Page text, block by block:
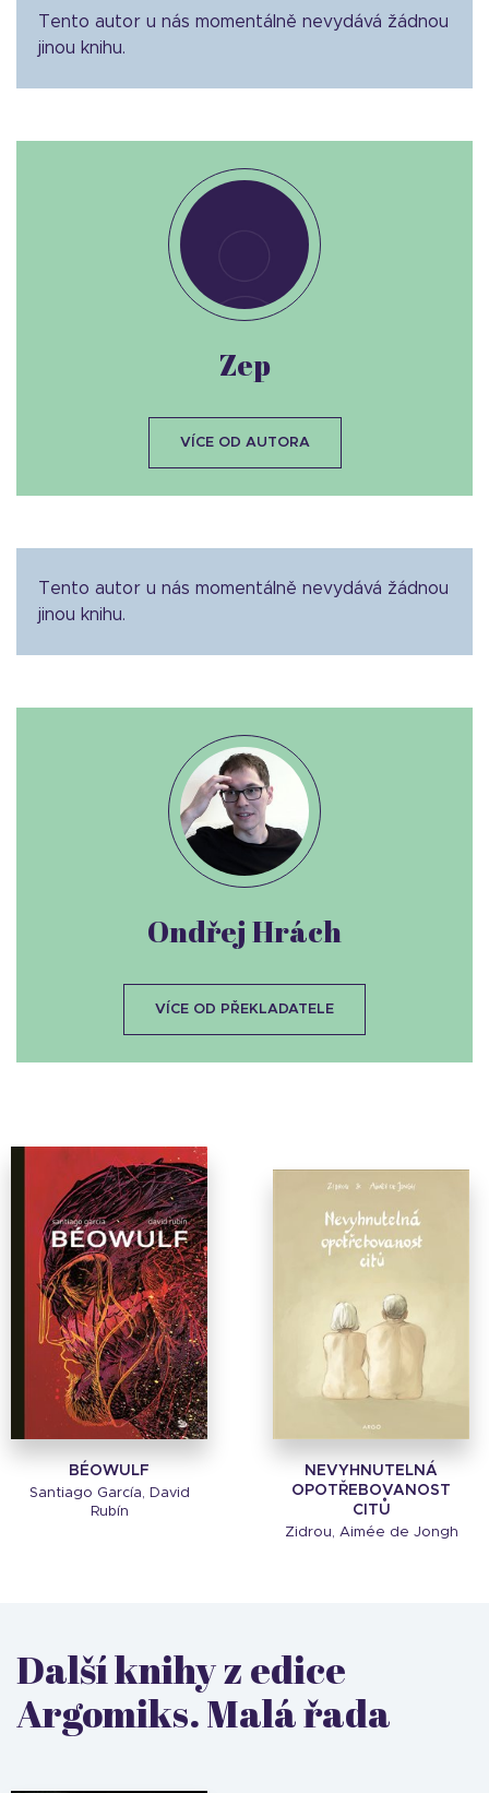
Tento autor u nás momentálně nevydává žádnou
jinou knihu.
Tento autor u nás momentálně nevydává žádnou
jinou knihu.
Zep
VÍCE OD AUTORA
BÉOWULF
Santiago García, David
Rubín
NEVYHNUTELNÁ
OPOTŘEBOVANOST
CITŮ
Zidrou, Aimée de Jongh
Ondřej Hrách
VÍCE OD PŘEKLADATELE
Další knihy z edice
Argomiks. Malá řada